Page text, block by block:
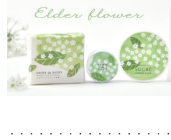
・・・・・・・・・・・・・・・